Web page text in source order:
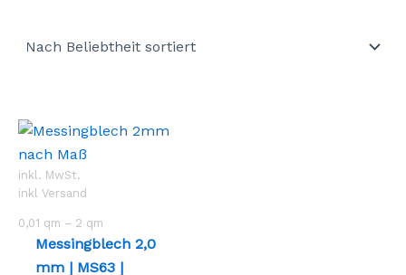
inkl. MwSt.
inkl Versand
0,01 qm – 2 qm
Messingblech 2,0
mm | MS63 |